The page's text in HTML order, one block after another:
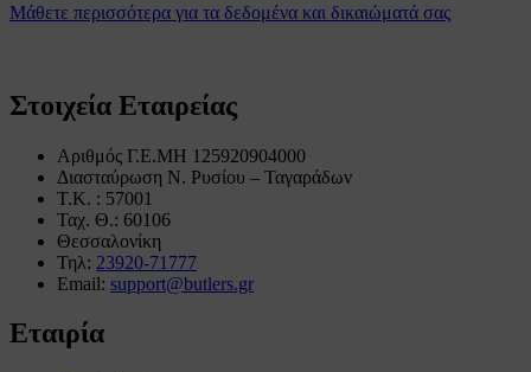
Μάθετε περισσότερα για τα δεδομένα και δικαιώματά σας
Στοιχεία Εταιρείας
Αριθμός Γ.Ε.ΜΗ 125920904000
Διασταύρωση Ν. Ρυσίου – Ταγαράδων
Τ.Κ. : 57001
Ταχ. Θ.: 60106
Θεσσαλονίκη
Τηλ: 23920-71777
Email: support@butlers.gr
Εταιρία